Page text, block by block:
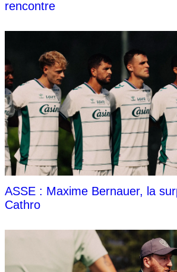
rencontre
ASSE : Maxime Bernauer, la
Cathro